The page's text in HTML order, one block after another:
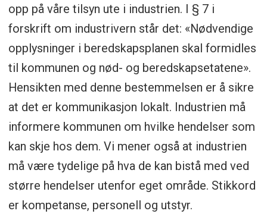
– Jeg vil anbefale å gjøre seg kjent med
informasjons- og veiledningsmateriellet fra
Direktoratet for sikkerhet og beredskap
(DSB). De har laget gode hjelpemidler
tilpasset et bredt spekter av
problemstillinger. Det er også laget for
både store og små virksomheter. Dette er
veiledere som lokal ledelse bør kjenne til,
anbefaler direktør i NSO, Knut Oscar Gilje.
opp på våre tilsyn ute i industrien. I § 7 i
forskrift om industrivern står det: «Nødvendige
opplysninger i beredskapsplanen skal formidles
til kommunen og nød- og beredskapsetatene».
Hensikten med denne bestemmelsen er å sikre
at det er kommunikasjon lokalt. Industrien må
informere kommunen om hvilke hendelser som
kan skje hos dem. Vi mener også at industrien
må være tydelige på hva de kan bistå med ved
større hendelser utenfor eget område. Stikkord
er kompetanse, personell og utstyr.